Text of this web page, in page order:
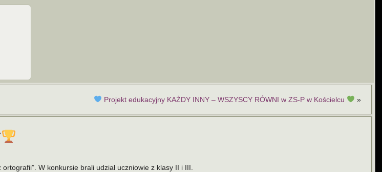
Projekt edukacyjny KAŻDY INNY – WSZYSCY RÓWNI w ZS-P w Kościelcu »
W konkursie brali udział uczniowie z klasy II i III.